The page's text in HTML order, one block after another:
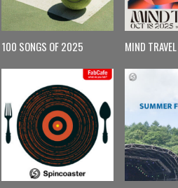
100 SONGS OF 2025 MIND TRAVEL